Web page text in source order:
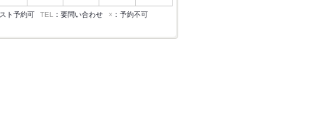
ト予約可 TEL ：要問い合わせ × ：予約不可